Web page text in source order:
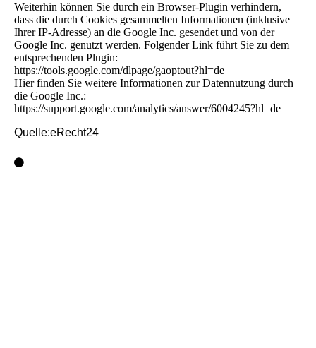
Weiterhin können Sie durch ein Browser-Plugin verhindern,
dass die durch Cookies gesammelten Informationen (inklusive
Ihrer IP-Adresse) an die Google Inc. gesendet und von der
Google Inc. genutzt werden. Folgender Link führt Sie zu dem
entsprechenden Plugin:
https://tools.google.com/dlpage/gaoptout?hl=de
Hier finden Sie weitere Informationen zur Datennutzung durch
die Google Inc.:
https://support.google.com/analytics/answer/6004245?hl=de
Quelle:eRecht24